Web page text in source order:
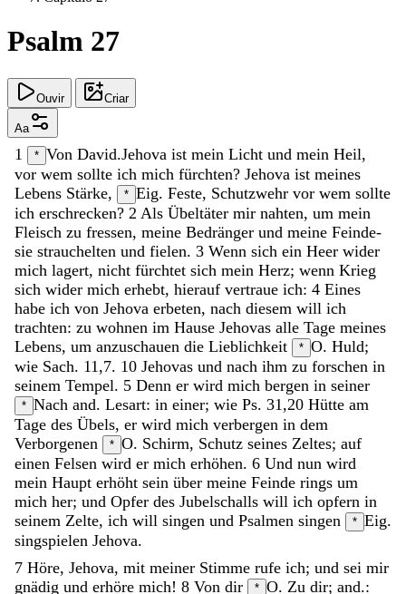
Psalm 27
Ouvir Criar
Aa
1 * Von David.Jehova ist mein Licht und mein Heil,
vor wem sollte ich mich fürchten? Jehova ist meines
Lebens Stärke, * Eig. Feste, Schutzwehr vor wem sollte
ich erschrecken? 2 Als Übeltäter mir nahten, um mein
Fleisch zu fressen, meine Bedränger und meine Feinde-
sie strauchelten und fielen. 3 Wenn sich ein Heer wider
mich lagert, nicht fürchtet sich mein Herz; wenn Krieg
sich wider mich erhebt, hierauf vertraue ich: 4 Eines
habe ich von Jehova erbeten, nach diesem will ich
trachten: zu wohnen im Hause Jehovas alle Tage meines
Lebens, um anzuschauen die Lieblichkeit * O. Huld;
wie Sach. 11,7. 10 Jehovas und nach ihm zu forschen in
seinem Tempel. 5 Denn er wird mich bergen in seiner
* Nach and. Lesart: in einer; wie Ps. 31,20 Hütte am
Tage des Übels, er wird mich verbergen in dem
Verborgenen
* O. Schirm, Schutz seines Zeltes; auf
einen Felsen wird er mich erhöhen. 6 Und nun wird
mein Haupt erhöht sein über meine Feinde rings um
mich her; und Opfer des Jubelschalls will ich opfern in
seinem Zelte, ich will singen und Psalmen singen * Eig.
singspielen Jehova.
7 Höre, Jehova, mit meiner Stimme rufe ich; und sei mir
gnädig und erhöre mich! 8 Von dir * O. Zu dir; and.: